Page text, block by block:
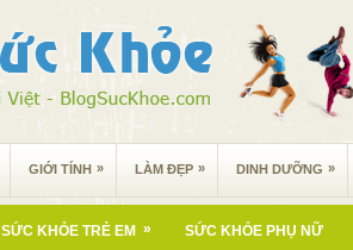
GIỚI TÍNH » LÀM ĐẸP » DINH DƯỠNG »
SỨC KHỎE TRẺ EM » SỨC KHỎE PHỤ NỮ